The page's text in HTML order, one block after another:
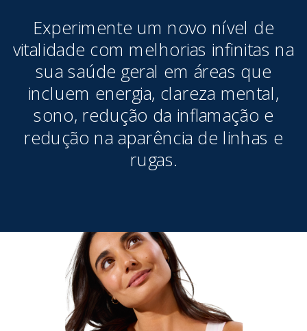
Experimente um novo nível de
vitalidade com melhorias infinitas na
sua saúde geral em áreas que
incluem energia, clareza mental,
sono, redução da inflamação e
redução na aparência de linhas e
rugas.